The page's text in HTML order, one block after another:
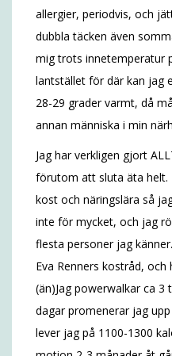
allergier, periodvis, och
dubbla täcken även
mig trots innetemperatur
lantstället för där kan jag
28-29 grader varmt, då
annan människa i min
Jag har verkligen gjort
förutom att sluta äta helt.
kost och näringslära så
inte för mycket, och jag
flesta personer jag
Eva Renners kostråd,
(än)Jag powerwalkar ca
dagar promenerar jag
lever jag på 1100-1300